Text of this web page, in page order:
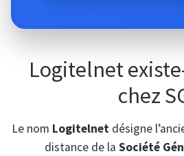
Logitelnet
chez
Le nom Logitelnetdésigne
distance de la Société